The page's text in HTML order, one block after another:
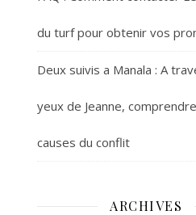
du turf pour obtenir vos
Deux suivis a Manala : A
yeux de Jeanne,
causes du conflit
ARCHIVES